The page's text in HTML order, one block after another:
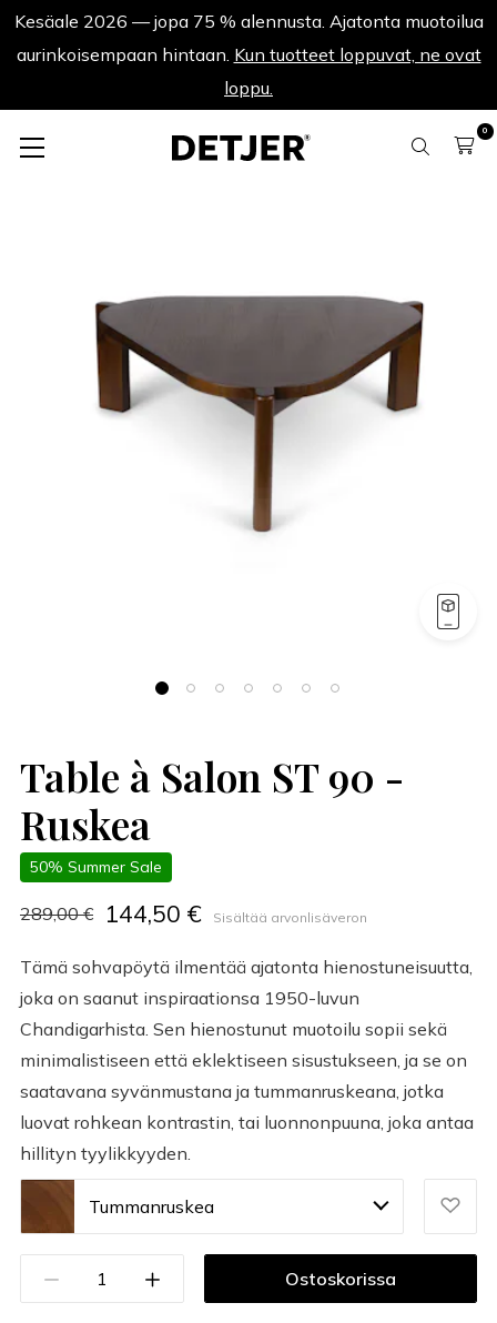
Kesäale 2026 — jopa 75 % alennusta. Ajatonta muotoilua
aurinkoisempaan hintaan. Kun tuotteet loppuvat, ne ovat
loppu.
0
Table à Salon ST 90 - Ruskea
Table à Salon ST 90 -
Ruskea
50% Summer Sale
289,00 € 144,50 € Sisältää arvonlisäveron
Tämä sohvapöytä ilmentää ajatonta hienostuneisuutta,
joka on saanut inspiraationsa 1950-luvun
Chandigarhista. Sen hienostunut muotoilu sopii sekä
minimalistiseen että eklektiseen sisustukseen, ja se on
saatavana syvänmustana ja tummanruskeana, jotka
luovat rohkean kontrastin, tai luonnonpuuna, joka antaa
hillityn tyylikkyyden.
Tummanruskea
Ostoskorissa